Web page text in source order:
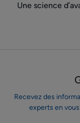
Une science
Recevez des
experts en